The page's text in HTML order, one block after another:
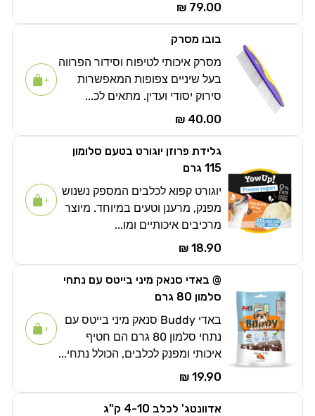
79.00 ₪
בובו מסרק
מסרק איכותי לטיפוח וסידור הפרווה
בעל שיניים צפופות המאפשרות
סירוק יסודי ועדין. מתאים לכ...
40.00 ₪
גלידת פרוזן יוגורט בטעם סלומון
115 גרם
יוגורט קפוא לכלבים המספק נשנוש
מפנק, מרענן וטעים במיוחד. מיוצר
מרכיבים איכותיים ומו...
18.90 ₪
@ באדי סנאק מיני בייטס עם נתחי
סלמון 80 גרם
באדי Buddy סנאק מיני בייטס עם
נתחי סלמון 80 גרם הם חטיף
איכותי ומפנק לכלבים, הכולל נתחי...
19.90 ₪
אדוונטג' לכלב 4-10 ק"ג